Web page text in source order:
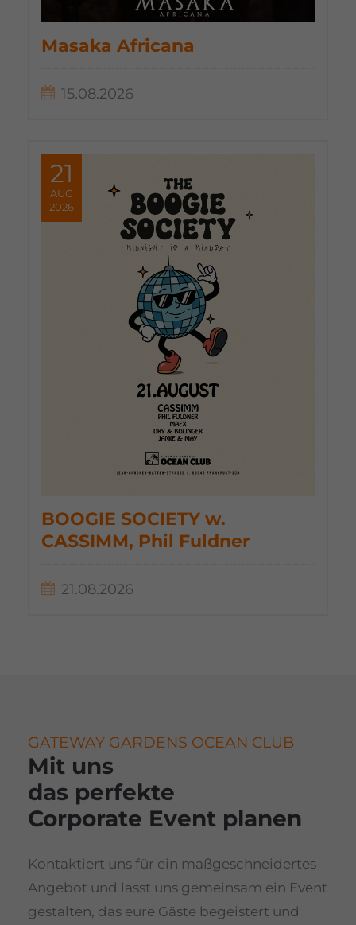
Masaka Africana
15.08.2026
21
AUG
2026
BOOGIE SOCIETY w.
CASSIMM, Phil Fuldner
21.08.2026
GATEWAY GARDENS OCEAN CLUB
Mit uns
das perfekte
Corporate Event planen
Kontaktiert uns für ein maßgeschneidertes
Angebot und lasst uns gemeinsam ein Event
gestalten, das eure Gäste begeistert und